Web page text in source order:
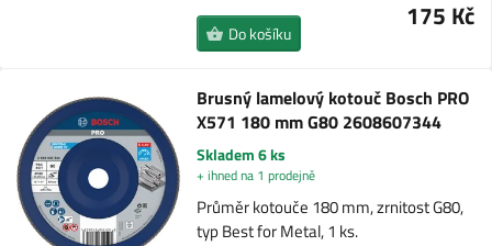
175 Kč
Do košíku
Brusný lamelový kotouč Bosch PRO
X571 180 mm G80 2608607344
Skladem 6 ks
+ ihned na 1 prodejně
Průměr kotouče 180 mm, zrnitost G80,
typ Best for Metal, 1 ks.